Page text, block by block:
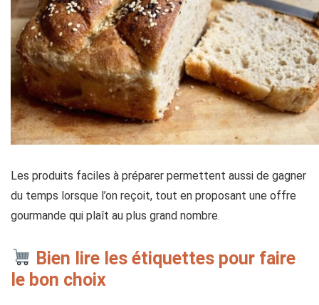
Les produits faciles à préparer permettent aussi de gagner
du temps lorsque l’on reçoit, tout en proposant une offre
gourmande qui plaît au plus grand nombre.
Bien lire les étiquettes pour faire
le bon choix